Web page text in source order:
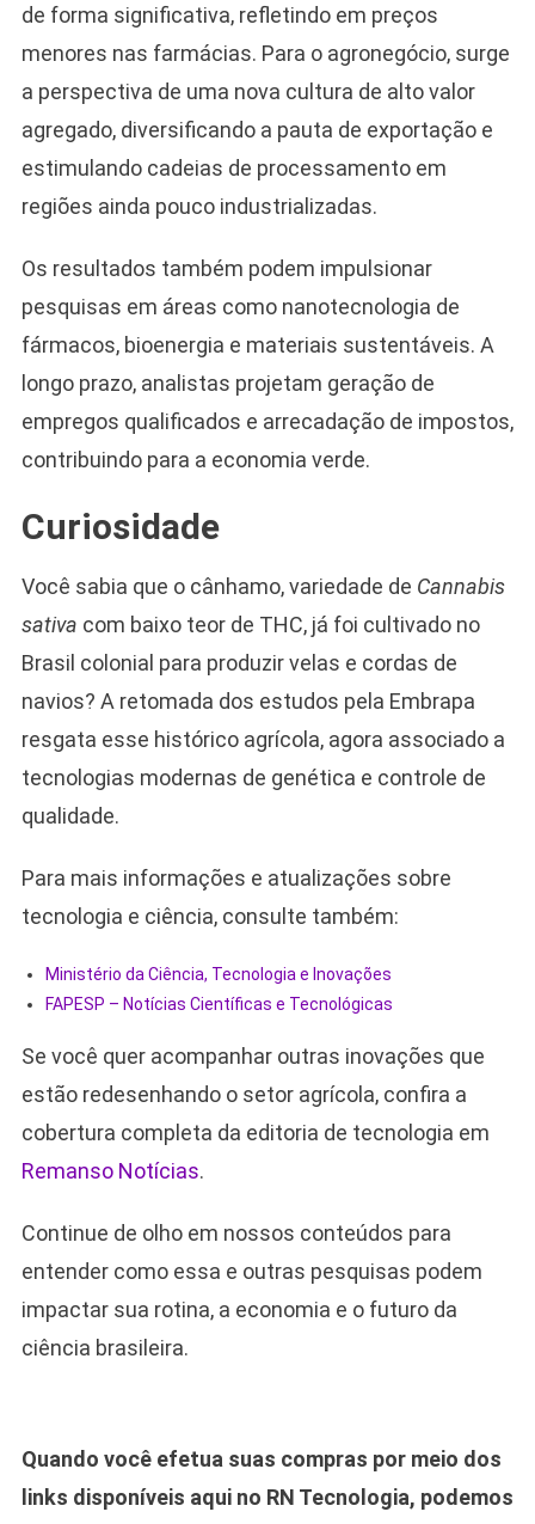
de forma significativa, refletindo em preços
menores nas farmácias. Para o agronegócio, surge
a perspectiva de uma nova cultura de alto valor
agregado, diversificando a pauta de exportação e
estimulando cadeias de processamento em
regiões ainda pouco industrializadas.
Os resultados também podem impulsionar
pesquisas em áreas como nanotecnologia de
fármacos, bioenergia e materiais sustentáveis. A
longo prazo, analistas projetam geração de
empregos qualificados e arrecadação de impostos,
contribuindo para a economia verde.
Curiosidade
Você sabia que o cânhamo, variedade de Cannabis
sativa com baixo teor de THC, já foi cultivado no
Brasil colonial para produzir velas e cordas de
navios? A retomada dos estudos pela Embrapa
resgata esse histórico agrícola, agora associado a
tecnologias modernas de genética e controle de
qualidade.
Para mais informações e atualizações sobre
tecnologia e ciência, consulte também:
Ministério da Ciência, Tecnologia e Inovações
FAPESP – Notícias Científicas e Tecnológicas
Se você quer acompanhar outras inovações que
estão redesenhando o setor agrícola, confira a
cobertura completa da editoria de tecnologia em
Remanso Notícias.
Continue de olho em nossos conteúdos para
entender como essa e outras pesquisas podem
impactar sua rotina, a economia e o futuro da
ciência brasileira.
Quando você efetua suas compras por meio dos
links disponíveis aqui no RN Tecnologia, podemos